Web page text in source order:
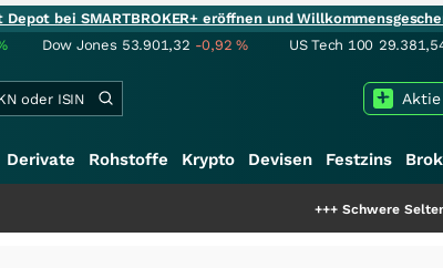
bei SMARTBROKER+ eröffnen und
Dow Jones 53.901,32 -0,92% US Tech 100
Derivate Rohstoffe Krypto Devisen Festzins
Schwere Seltene Erden: